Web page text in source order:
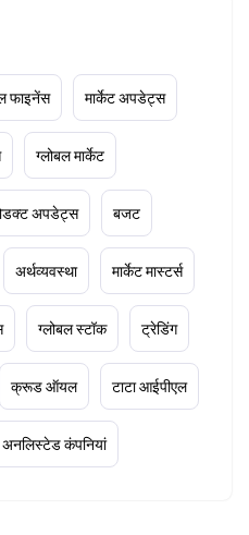
फाइनेंस मार्केट अपडेट्स
ग्लोबल मार्केट
अपडेट्स बजट
अर्थव्यवस्था मार्केट मास्टर्स
ग्लोबल स्टॉक ट्रेडिंग
क्रूड ऑयल टाटा आईपीएल
अनलिस्टेड कंपनियां